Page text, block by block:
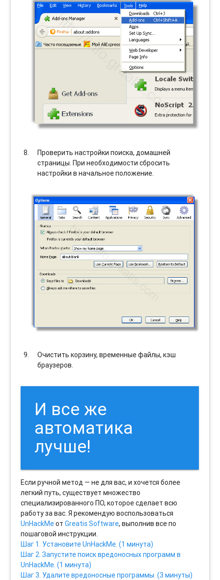
Проверить настройки поиска, домашней
страницы. При необходимости сбросить
настройки в начальное положение.
Очистить корзину, временные файлы, кэш
браузеров.
И все же
автоматика
лучше!
Если ручной метод — не для вас, и хочется более
легкий путь, существует множество
специализированного ПО, которое сделает всю
работу за вас. Я рекомендую воспользоваться
UnHackMeотGreatis Software, выполнив все по
пошаговой инструкции.
Шаг 1. Установите UnHackMe. (1 минута)
Шаг 2. Запустите поиск вредоносных программ в
UnHackMe. (1 минута)
Шаг 3. Удалите вредоносные программы. (3 минуты)